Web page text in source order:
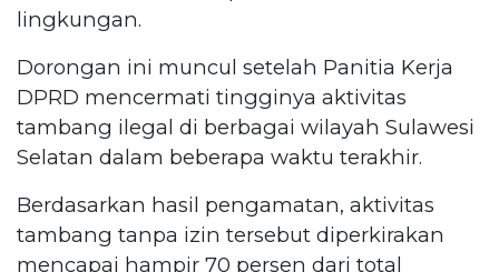
lingkungan.
Dorongan ini muncul setelah Panitia Kerja
DPRD mencermati tingginya aktivitas
tambang ilegal di berbagai wilayah Sulawesi
Selatan dalam beberapa waktu terakhir.
Berdasarkan hasil pengamatan, aktivitas
tambang tanpa izin tersebut diperkirakan
mencapai hampir 70 persen dari total